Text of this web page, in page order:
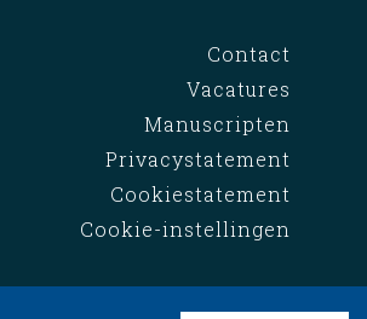
Contact
Vacatures
Manuscripten
Privacystatement
Cookiestatement
Cookie-instellingen